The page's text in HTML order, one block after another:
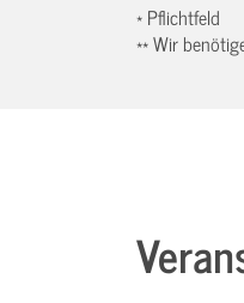
* Pflichtfeld
** Wir